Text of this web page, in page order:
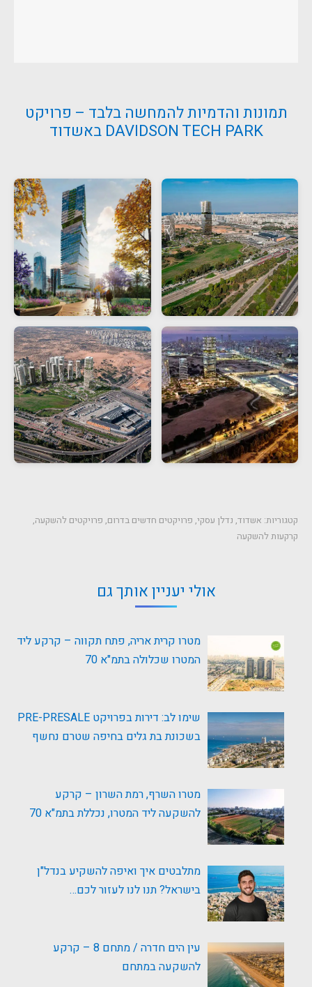
תמונות והדמיות להמחשה בלבד – פרויקט
DAVIDSON TECH PARK באשדוד
קטגוריות: אשדוד, נדלן עסקי, פרויקטים חדשים בדרום, פרויקטים להשקעה,
קרקעות להשקעה
אולי יעניין אותך גם
מטרו קרית אריה, פתח תקווה – קרקע ליד
המטרו שכלולה בתמ"א 70
שימו לב: דירות בפרויקט PRE-PRESALE
בשכונת בת גלים בחיפה שטרם נחשף
מטרו השרף, רמת השרון – קרקע
להשקעה ליד המטרו, נכללת בתמ"א 70
מתלבטים איך ואיפה להשקיע בנדל"ן
בישראל? תנו לנו לעזור לכם…
עין הים חדרה / מתחם 8 – קרקע
להשקעה במתחם